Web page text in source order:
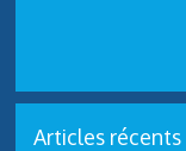
Articles récents